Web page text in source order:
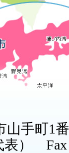
山手町1
表） Fax